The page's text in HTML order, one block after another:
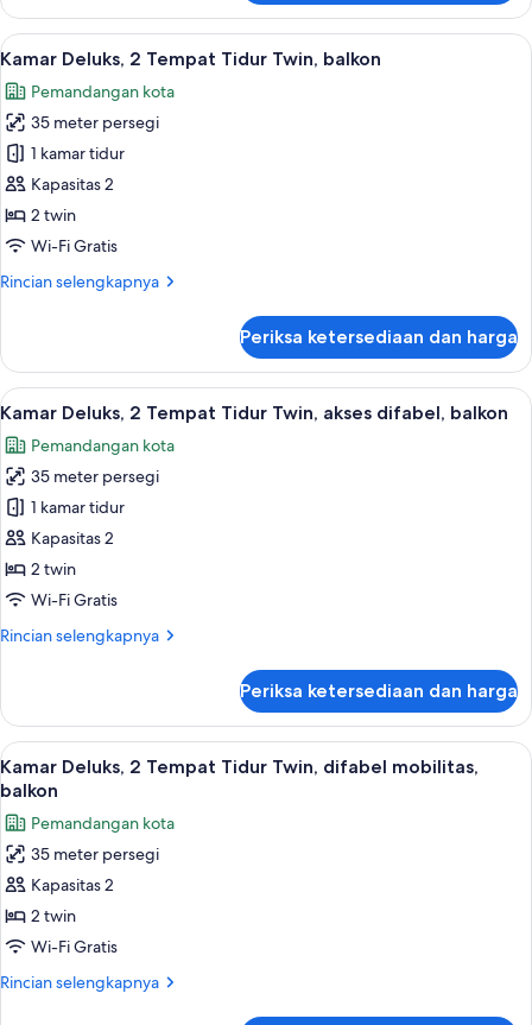
Suite
(Palm)
Lihat
semua
foto
untuk
Kamar
Deluks,
2
Tempat
Twin,
Seprai premium, selimut bulu angsa,
2
Kamar Deluks, 2 Tempat Tidur Twin, balkon
Pemandangan kota
35 meter persegi
1 kamar tidur
Kapasitas 2
2 twin
Wi-Fi Gratis
Rincian selengkapnya
Rincian
Kamar
Deluks,
2
Tidur
Twin,
balkon
Periksa ketersediaan dan harga
Lihat
semua
foto
untuk
Kamar
Deluks,
2
Tempat
Twin,
balkon
Seprai premium, selimut bulu angsa,
2
Kamar Deluks, 2 Tempat Tidur Twin, akses difabel, balkon
Pemandangan kota
35 meter persegi
1 kamar tidur
Kapasitas 2
2 twin
Wi-Fi Gratis
Rincian selengkapnya
Rincian
Kamar
Deluks,
2
Tempat
Twin,
akses
difabel,
balkon
Periksa ketersediaan dan harga
Lihat
semua
foto
untuk
Kamar
Deluks,
2
Tempat
Tidur
Seprai premium, selimut bulu angsa,
2
Kamar Deluks, 2 Tempat Tidur Twin, difabel mobilitas,
balkon
Pemandangan kota
35 meter persegi
Kapasitas 2
2 twin
Wi-Fi Gratis
Rincian selengkapnya
Rincian